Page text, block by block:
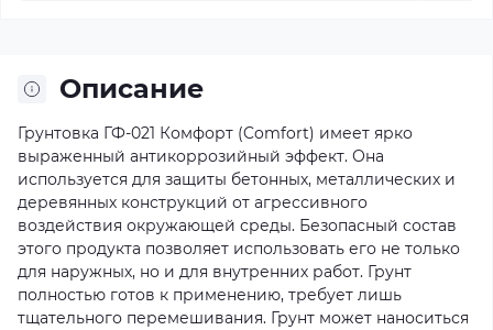
Описание
Грунтовка ГФ-021 Комфорт (Comfort) имеет ярко
выраженный антикоррозийный эффект. Она
используется для защиты бетонных, металлических и
деревянных конструкций от агрессивного
воздействия окружающей среды. Безопасный состав
этого продукта позволяет использовать его не только
для наружных, но и для внутренних работ. Грунт
полностью готов к применению, требует лишь
тщательного перемешивания. Грунт может наноситься